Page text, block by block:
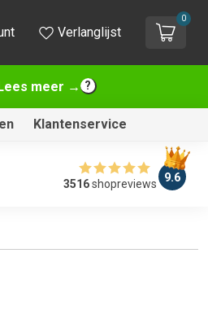
meer →
Verlanglijst
0
Klantenservice
3516shopreviews 9.6